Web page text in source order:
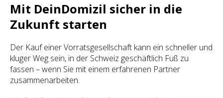
Mit DeinDomizil sicher in die
Zukunft starten
Der Kauf einer Vorratsgesellschaft kann ein schneller und
kluger Weg sein, in der Schweiz geschäftlich Fuß zu
fassen – wenn Sie mit einem erfahrenen Partner
zusammenarbeiten.